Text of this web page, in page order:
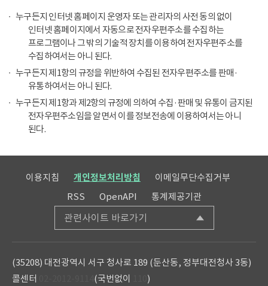
누구든지 인터넷 홈페이지 운영자 또는 관리자의 사전 동의 없이
인터넷 홈페이지에서 자동으로 전자우편주소를 수집하는
프로그램이나 그 밖의 기술적 장치를 이용하여 전자우편주소를
수집하여서는 아니 된다.
누구든지 제1항의 규정을 위반하여 수집된 전자우편주소를 판매·
유통하여서는 아니 된다.
누구든지 제1항과 제2항의 규정에 의하여 수집·판매 및 유통이 금지된
전자우편주소임을 알면서 이를 정보전송에 이용하여서는 아니
된다.
이용지침 개인정보처리방침
이메일무단수집거부
RSS
OpenAPI 통계제공기관
관련사이트 바로가기
(35208) 대전광역시 서구 청사로 189 (둔산동, 정부대전청사 3동)
콜센터
(국번없이 )